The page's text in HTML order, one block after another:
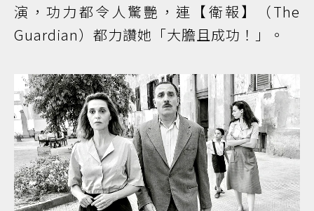
演，功力都令人驚艷，連【衛報】（The
Guardian）都力讚她「大膽且成功！」。